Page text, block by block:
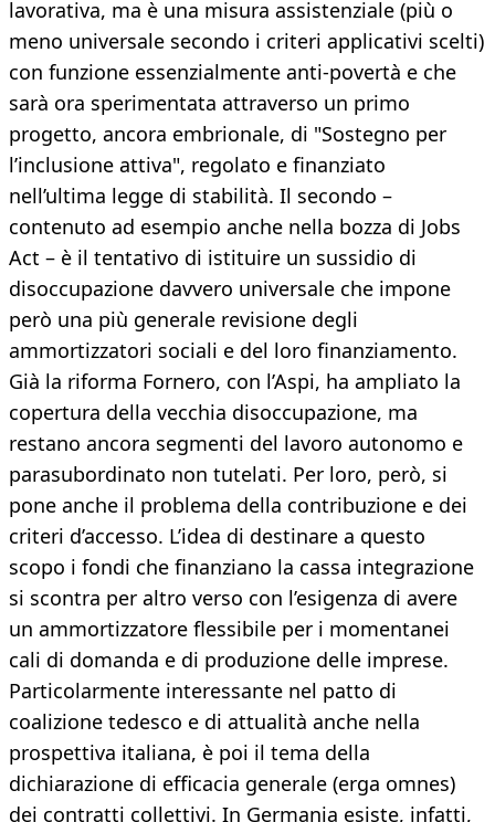
lavorativa, ma è una misura assistenziale (più o
meno universale secondo i criteri applicativi scelti)
con funzione essenzialmente anti-povertà e che
sarà ora sperimentata attraverso un primo
progetto, ancora embrionale, di "Sostegno per
l’inclusione attiva", regolato e finanziato
nell’ultima legge di stabilità. Il secondo –
contenuto ad esempio anche nella bozza di Jobs
Act – è il tentativo di istituire un sussidio di
disoccupazione davvero universale che impone
però una più generale revisione degli
ammortizzatori sociali e del loro finanziamento.
Già la riforma Fornero, con l’Aspi, ha ampliato la
copertura della vecchia disoccupazione, ma
restano ancora segmenti del lavoro autonomo e
parasubordinato non tutelati. Per loro, però, si
pone anche il problema della contribuzione e dei
criteri d’accesso. L’idea di destinare a questo
scopo i fondi che finanziano la cassa integrazione
si scontra per altro verso con l’esigenza di avere
un ammortizzatore flessibile per i momentanei
cali di domanda e di produzione delle imprese.
Particolarmente interessante nel patto di
coalizione tedesco e di attualità anche nella
prospettiva italiana, è poi il tema della
dichiarazione di efficacia generale (erga omnes)
dei contratti collettivi. In Germania esiste, infatti,